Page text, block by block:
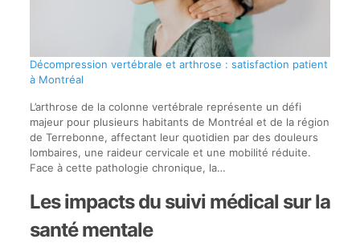
Décompression vertébrale et arthrose : satisfaction patient
à Montréal
L’arthrose de la colonne vertébrale représente un défi
majeur pour plusieurs habitants de Montréal et de la région
de Terrebonne, affectant leur quotidien par des douleurs
lombaires, une raideur cervicale et une mobilité réduite.
Face à cette pathologie chronique, la…
Les impacts du suivi médical sur la
santé mentale